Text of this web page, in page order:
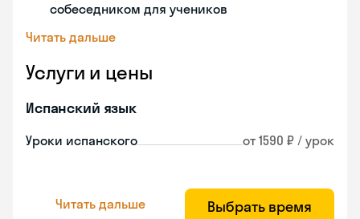
собеседником для учеников
Читать дальше
Услуги и цены
Испанский язык
Уроки испанского от 1590 ₽ / урок
Читать дальше Выбрать время